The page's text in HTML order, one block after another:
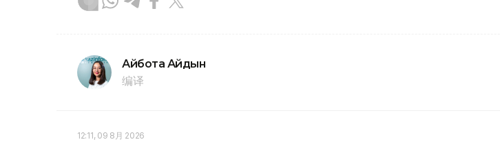
Айбота Айдын
编译
12:11, 09 8月 2026